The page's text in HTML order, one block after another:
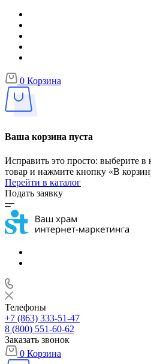
0 Корзина
Ваша корзина пуста
Исправить это просто: выберите в
товар и нажмите кнопку «В
Перейти в каталог
Подать заявку
Телефоны
+7 (863) 333-51-47
8 (800) 551-60-62
Заказать звонок
0 Корзина